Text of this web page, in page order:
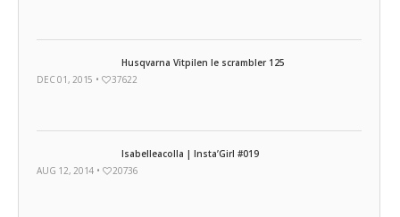
Husqvarna Vitpilen le scrambler 125
DEC 01, 2015 •
37622
Isabelleacolla | Insta’Girl #019
AUG 12, 2014 •
20736